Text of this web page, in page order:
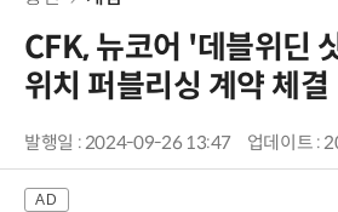
CFK, 뉴코어 '데블위딘
위치 퍼블리싱 계약 체결
발행일 : 2024-09-26 13:47 업데이트 :